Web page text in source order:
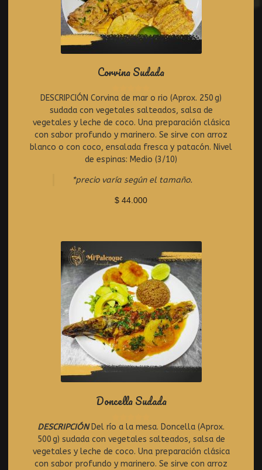
Corvina Sudada
R
a
t
e
0
u
o
DESCRIPCIÓN Corvina de mar o rio (Aprox. 250 g)
sudada con vegetales salteados, salsa de
vegetales y leche de coco. Una preparación clásica
con sabor profundo y marinero. Se sirve con arroz
blanco o con coco, ensalada fresca y patacón. Nivel
de espinas: Medio (3/10)
*precio varía según el tamaño.
$ 44.000
Doncella Sudada
R
a
t
e
DESCRIPCIÓN Del río a la mesa. Doncella (Aprox.
500 g) sudada con vegetales salteados, salsa de
vegetales y leche de coco. Una preparación clásica
con sabor profundo y marinero. Se sirve con arroz